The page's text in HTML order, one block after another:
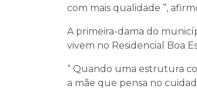
com mais qualidade ”,
A primeira-dama do
vivem no Residencial Boa
“ Quando uma estrutura
a mãe que pensa no